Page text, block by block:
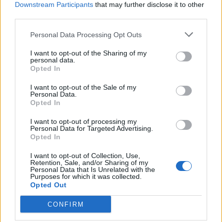
Downstream Participants that may further disclose it to other
Personal Data Processing Opt Outs
I want to opt-out of the Sharing of my
personal data.
Opted In
I want to opt-out of the Sale of my
Personal Data.
Opted In
I want to opt-out of processing my
Personal Data for Targeted Advertising.
Opted In
I want to opt-out of Collection, Use,
Retention, Sale, and/or Sharing of my
Personal Data that Is Unrelated with the
Purposes for which it was collected.
Opted Out
CONFIRM
resposta às experiências.
“O principal desafio é preservar a capacidade de reflexão
informações e pela rápida evolução tecnológica. O
potencial cognitivo humano permanece, mas o seu
exercitado no cotidiano”, finalizou Fabiano de Abreu
Agrela Rodrigues.
Ígor Lopes
O “Millennium Estoril Open 2026” decorreu entre os
dias 18 e 26 de julho, no Clube de Ténis do Estoril, em
Cascais, a oeste de Lisboa, assinalando o regresso da
250”, depois de, na edição anterior, ter integrado o
circuito “Challenger”. O francês Luca Van Assche
derrotar o belga Alexander Blockx na final, encerrando
uma edição marcada pela elevada competitividade, pela
forte presença de tenistas portugueses e pela projeção
internacional do evento.
O torneio arrancou com a fase de qualificação, nos dias
18 e 19 de julho, reunindo dezenas de atletas em busca
de um lugar no quadro principal. A cerimónia de
abertura contou com a presença do presidente da
Câmara Municipal de Cascais, Nuno Piteira Lopes,
acompanhado pelo executivo municipal, assinalando o